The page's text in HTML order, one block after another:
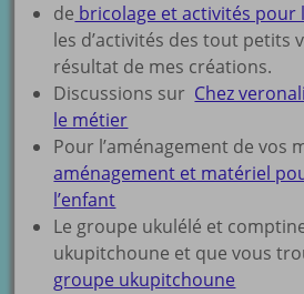
de bricolage et activités pour
les d’activités des tout petits
résultat de mes créations.
Discussions sur Chez
le métier
Pour l’aménagement de vos
aménagement et matériel
l’enfant
Le groupe ukulélé et
ukupitchoune et que vous
groupe ukupitchoune